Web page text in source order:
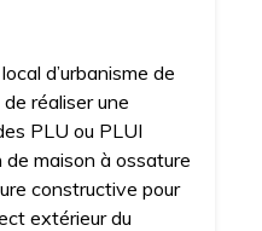
d’urbanisme de
réaliser une
PLU ou PLUI
maison à ossature
constructive pour
extérieur du